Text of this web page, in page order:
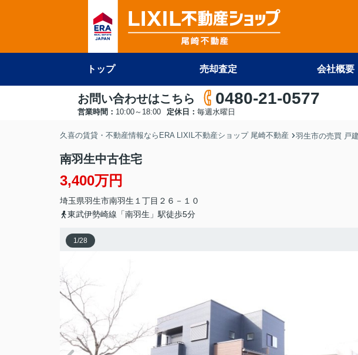
トップ 売却査定 会社概要
お問い合わせはこちら 0480-21-0577
営業時間： 10:00～18:00 定休日： 毎週水曜日
久喜の賃貸・不動産情報ならERA LIXIL不動産ショップ 尾崎不動産 羽生市の売買 戸
南羽生中古住宅
3,400万円
埼玉県羽生市南羽生 １丁目２６－１０
東武伊勢崎線「南羽生」駅徒歩5分
1/28